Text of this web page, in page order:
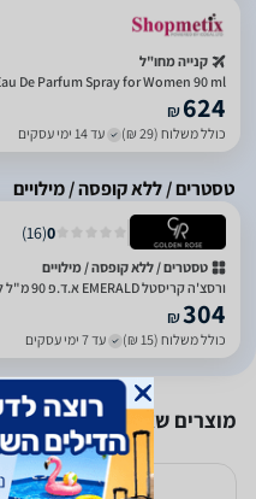
קנייה מחו"ל
De Parfum Spray for Women 90 ml
₪624
כולל משלוח (29 ₪) עד 14 ימי עסקים
טסטרים / ללא קופסה / מילויים
0
(
16
)
טסטרים / ללא קופסה / מילויים
ורסצ'ה קריסטל EMERALD א.ד.פ 90 מ"ל לנשים אריזת טסטר
₪304
כולל משלוח (15 ₪) עד 7 ימי עסקים
מוצרים שאולי יעניינו אותך